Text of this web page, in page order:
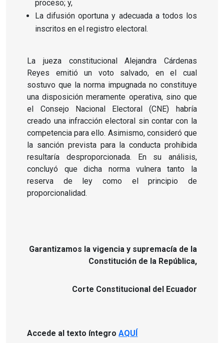
proceso; y,
La difusión oportuna y adecuada a todos los
inscritos en el registro electoral.
La jueza constitucional Alejandra Cárdenas
Reyes emitió un voto salvado, en el cual
sostuvo que la norma impugnada no constituye
una disposición meramente operativa, sino que
el Consejo Nacional Electoral (CNE) habría
creado una infracción electoral sin contar con la
competencia para ello. Asimismo, consideró que
la sanción prevista para la conducta prohibida
resultaría desproporcionada. En su análisis,
concluyó que dicha norma vulnera tanto la
reserva de ley como el principio de
proporcionalidad.
Garantizamos la vigencia y supremacía de la
Constitución de la República,
Corte Constitucional del Ecuador
Accede al texto íntegroAQUÍ